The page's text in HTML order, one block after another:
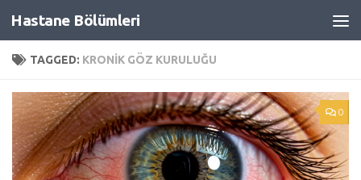
Skip to content
Hastane Bölümleri
TAGGED: KRONIK GÖZ KURULUĞU
0